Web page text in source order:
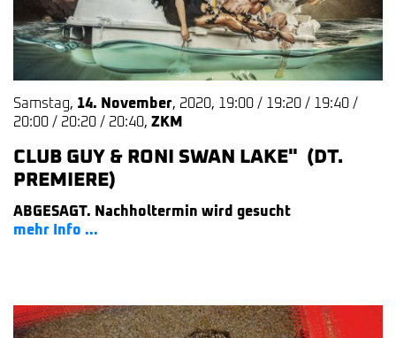
Samstag, 14. November, 2020,
19:00 / 19:20 / 19:40 /
20:00 / 20:20 / 20:40, ZKM
CLUB GUY & RONI SWAN LAKE" (DT.
PREMIERE)
ABGESAGT. Nachholtermin wird gesucht
mehr Info ...